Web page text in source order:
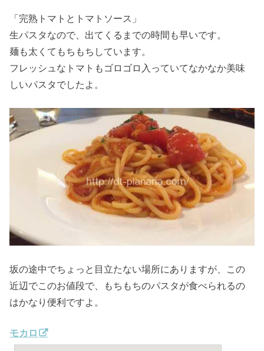
「完熟トマトとトマトソース」
生パスタなので、出てくるまでの時間も早いです。
麺も太くてもちもちしています。
フレッシュなトマトもゴロゴロ入っていてなかなか美味
しいパスタでしたよ。
坂の途中でちょっと目立たない場所にありますが、この
近辺でこのお値段で、もちもちのパスタが食べられるの
はかなり便利ですよ。
モカロ